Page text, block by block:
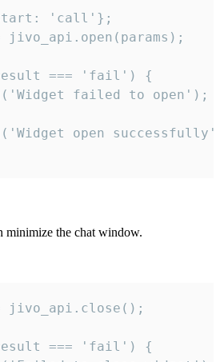
'call'};
=== 'fail') {
failed to open');
open
minimize the chat window.
jivo_api.close();
=== 'fail') {